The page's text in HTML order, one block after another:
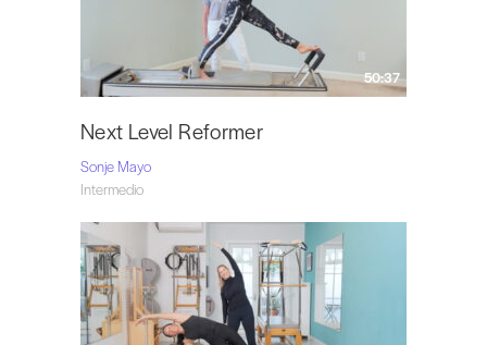
50:37
Next Level Reformer
Sonje Mayo
Intermedio